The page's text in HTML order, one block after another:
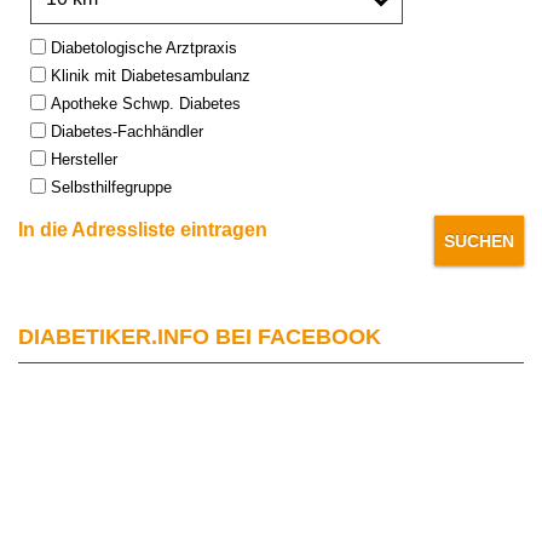
Type:Diabetologische Arztpraxis
Klinik mit Diabetesambulanz
Apotheke Schwp. Diabetes
Diabetes-Fachhändler
Hersteller
Selbsthilfegruppe
In die Adressliste eintragen
DIABETIKER.INFO BEI FACEBOOK